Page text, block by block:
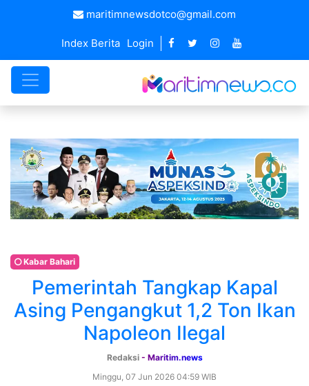
maritimnewsdotco@gmail.com
Index Berita Login
Kabar Bahari
Pemerintah Tangkap Kapal
Asing Pengangkut 1,2 Ton Ikan
Napoleon Ilegal
Redaksi - Maritim.news
Minggu, 07 Jun 2026 04:59 WIB